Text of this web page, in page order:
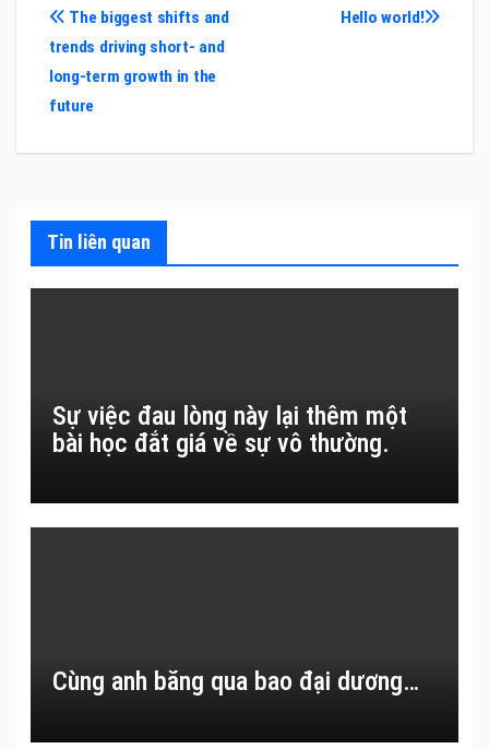
Điều
hướng
bài
viết
Hello world!
The biggest shifts and
trends driving short- and
long-term growth in the
future
Tin liên quan
Sự việc đau lòng này lại thêm một
bài học đắt giá về sự vô thường.
Cùng anh băng qua bao đại dương…